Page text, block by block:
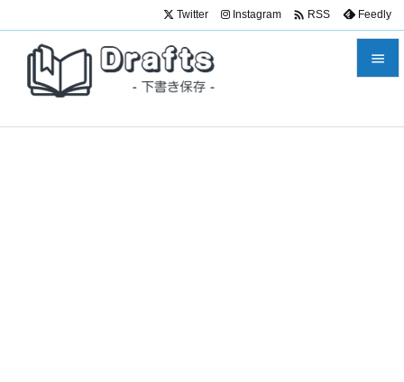

Twitter Instagram  RSS Feedly